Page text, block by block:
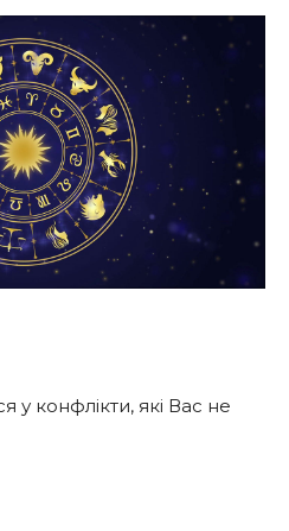
у конфлікти, які Вас не